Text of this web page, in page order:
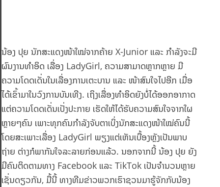
ນ້ອງ ປຸຍ ນັກສະແດງໜ້າໃໝ່ຈາກຄ້າຍ X-Junior ແລະ ກຳລັງຈະມີ
ຜົນງານທຳອິດ ເລື່ອງ LadyGirl, ຄວາມສາມາດຫຼາກຫຼາຍ ມີ
ຄວາມໂດດເດັ່ນໃນເລື່ອງການເຕະບານ ແລະ ໜ້າສົນໃຈໄປອີກ ເມື່ອ
ໄດ້ເຂົ້າມາໃນວົງການບັນເທີງ. ເຖິງເລື່ອງທຳອິດຍັງບໍ່ໄດ້ອອກອາກາດ
ແຕ່ຄວາມໂດດເດັ່ນເປັ່ງປະກາຍ ເຮັດໃຫ້ໄດ້ຮັບຄວາມສົນໃຈຈາກໃຜ
ຫຼາຍໆຄົນ ເພາະທຸກຄົນກຳລັງຈັບຕາເບິ່ງນັກສະແດງໜ້າໃໝ່ຄົນນີ້
ໂດຍສະເພາະເລື່ອງ LadyGirl ພຽງແຕ່ເຫັນເບື້ອງຫຼັງເປັນພາບ
ຖ່າຍ ຕ່າງກໍພາກັນໃຈລະລາຍກ່ອນແລ້ວ. ນອກຈາກນີ້ ນ້ອງ ປຸຍ ຍັງ
ມີຄົນຕິດຕາມທາງ Facebook ແລະ TikTok ເປັນຈຳນວນຫຼາຍ
ເຊັ່ນດຽວກັນ, ມື້ນີ້ ທາງທີມຂ່າວພວກເຮົາຊວນມາຮູ້ຈັກກັບນ້ອງ